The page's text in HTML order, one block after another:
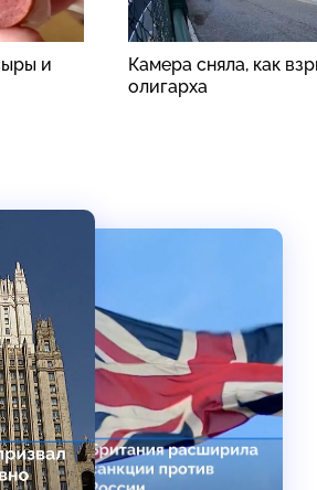
и
Камера сняла, как
олигарха